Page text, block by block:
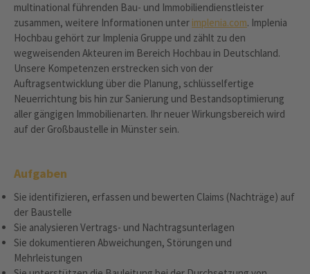
multinational führenden Bau- und Immobiliendienstleister
zusammen, weitere Informationen unter implenia.com. Implenia
Hochbau gehört zur Implenia Gruppe und zählt zu den
wegweisenden Akteuren im Bereich Hochbau in Deutschland.
Unsere Kompetenzen erstrecken sich von der
Auftragsentwicklung über die Planung, schlüsselfertige
Neuerrichtung bis hin zur Sanierung und Bestandsoptimierung
aller gängigen Immobilienarten. Ihr neuer Wirkungsbereich wird
auf der Großbaustelle in Münster sein.
Aufgaben
Sie identifizieren, erfassen und bewerten Claims (Nachträge) auf
der Baustelle
Sie analysieren Vertrags- und Nachtragsunterlagen
Sie dokumentieren Abweichungen, Störungen und
Mehrleistungen